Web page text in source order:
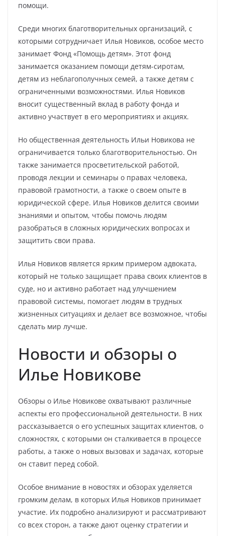
помощи.
Среди многих благотворительных организаций, с
которыми сотрудничает Илья Новиков, особое место
занимает Фонд «Помощь детям». Этот фонд
занимается оказанием помощи детям-сиротам,
детям из неблагополучных семей, а также детям с
ограниченными возможностями. Илья Новиков
вносит существенный вклад в работу фонда и
активно участвует в его мероприятиях и акциях.
Но общественная деятельность Ильи Новикова не
ограничивается только благотворительностью. Он
также занимается просветительской работой,
проводя лекции и семинары о правах человека,
правовой грамотности, а также о своем опыте в
юридической сфере. Илья Новиков делится своими
знаниями и опытом, чтобы помочь людям
разобраться в сложных юридических вопросах и
защитить свои права.
Илья Новиков является ярким примером адвоката,
который не только защищает права своих клиентов в
суде, но и активно работает над улучшением
правовой системы, помогает людям в трудных
жизненных ситуациях и делает все возможное, чтобы
сделать мир лучше.
Новости и обзоры о
Илье Новикове
Обзоры о Илье Новикове охватывают различные
аспекты его профессиональной деятельности. В них
рассказывается о его успешных защитах клиентов, о
сложностях, с которыми он сталкивается в процессе
работы, а также о новых вызовах и задачах, которые
он ставит перед собой.
Особое внимание в новостях и обзорах уделяется
громким делам, в которых Илья Новиков принимает
участие. Их подробно анализируют и рассматривают
со всех сторон, а также дают оценку стратегии и